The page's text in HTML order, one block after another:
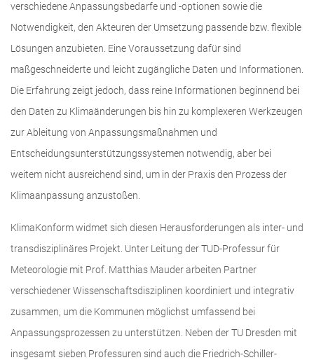
verschiedene Anpassungsbedarfe und -optionen sowie die
Notwendigkeit, den Akteuren der Umsetzung passende bzw. flexible
Lösungen anzubieten. Eine Voraussetzung dafür sind
maßgeschneiderte und leicht zugängliche Daten und Informationen.
Die Erfahrung zeigt jedoch, dass reine Informationen beginnend bei
den Daten zu Klimaänderungen bis hin zu komplexeren Werkzeugen
zur Ableitung von Anpassungsmaßnahmen und
Entscheidungsunterstützungssystemen notwendig, aber bei
weitem nicht ausreichend sind, um in der Praxis den Prozess der
Klimaanpassung anzustoßen.
KlimaKonform widmet sich diesen Herausforderungen als inter- und
transdisziplinäres Projekt. Unter Leitung der TUD-Professur für
Meteorologie mit Prof. Matthias Mauder arbeiten Partner
verschiedener Wissenschaftsdisziplinen koordiniert und integrativ
zusammen, um die Kommunen möglichst umfassend bei
Anpassungsprozessen zu unterstützen. Neben der TU Dresden mit
insgesamt sieben Professuren sind auch die Friedrich-Schiller-